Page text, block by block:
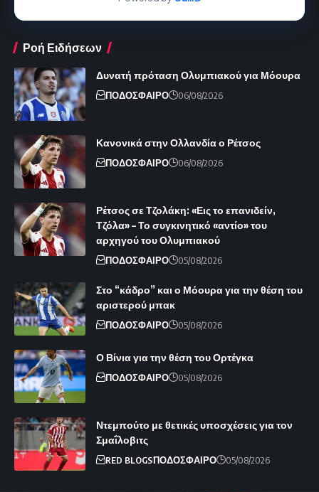
Ροή Ειδήσεων
Δυνατή πρόταση Ολυμπιακού για Μόουρα
ΠΟΔΟΣΦΑΙΡΟ 06/08/2026
Κανονικά στην Ολλανδία ο Ρέτσος
ΠΟΔΟΣΦΑΙΡΟ 06/08/2026
Ρέτσος σε Τζολάκη: «Εις το επανιδείν,
Τζόλα» – Το συγκινητικό «αντίο» του
αρχηγού του Ολυμπιακού
ΠΟΔΟΣΦΑΙΡΟ 05/08/2026
Στο “κάδρο” και ο Μόουρα για την θέση του
αριστερού μπακ
ΠΟΔΟΣΦΑΙΡΟ 05/08/2026
Ο Βίνια για την θέση του Ορτέγκα
ΠΟΔΟΣΦΑΙΡΟ 05/08/2026
Ντεμπούτο με θετικές υποσχέσεις για τον
Σμαΐλοβιτς
RED BLOGSΠΟΔΟΣΦΑΙΡΟ 05/08/2026